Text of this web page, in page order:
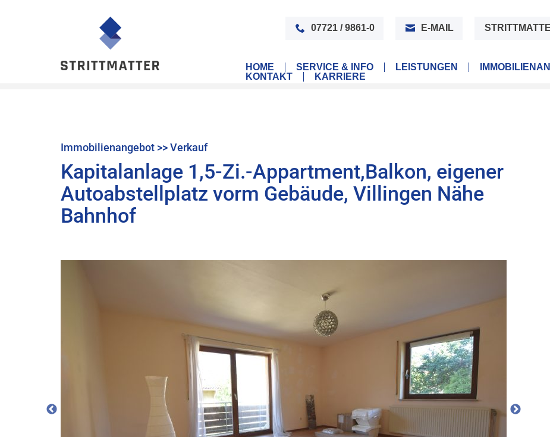
E-MAIL
07721 / 9861-0
HOME SERVICE & INFO LEISTUNGEN
KONTAKT
KARRIERE
Immobilienangebot >> Verkauf
Kapitalanlage 1,5-Zi.-Appartment,Balkon, eigener
Autoabstellplatz vorm Gebäude, Villingen Nähe
Bahnhof